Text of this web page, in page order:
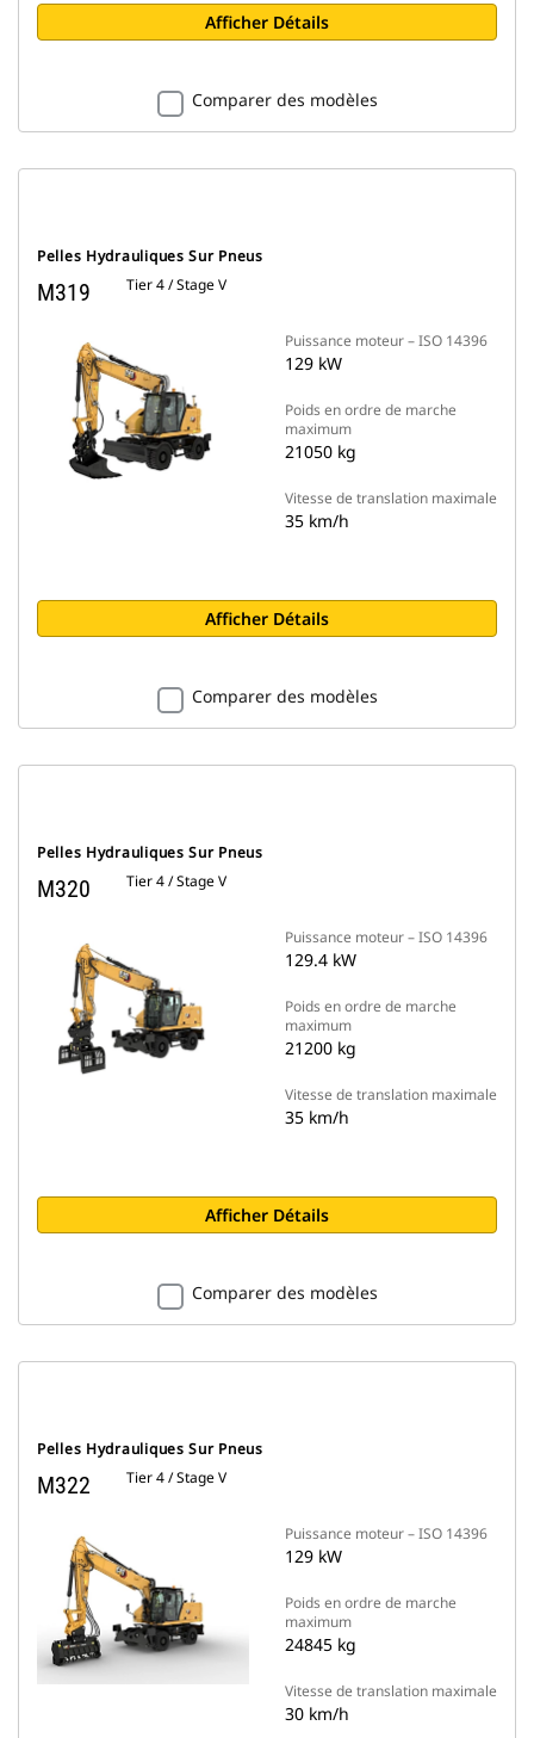
Afficher Détails
Comparer des modèles
Pelles Hydrauliques Sur Pneus
M319 Tier 4 / Stage V
Puissance moteur – ISO 14396
129 kW
Poids en ordre de marche
maximum
21050 kg
Vitesse de translation maximale
35 km/h
Afficher Détails
Comparer des modèles
Pelles Hydrauliques Sur Pneus
M320 Tier 4 / Stage V
Puissance moteur – ISO 14396
129.4 kW
Poids en ordre de marche
maximum
21200 kg
Vitesse de translation maximale
35 km/h
Afficher Détails
Comparer des modèles
Pelles Hydrauliques Sur Pneus
M322 Tier 4 / Stage V
Puissance moteur – ISO 14396
129 kW
Poids en ordre de marche
maximum
24845 kg
Vitesse de translation maximale
30 km/h